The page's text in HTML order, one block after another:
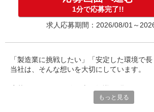
1分で応募完了!!
求人応募期間：2026/08/01～
「製造業に挑戦したい」「安定した環境で長
当社は、そんな想いを大切にしています。
約束を守ること、きちんと連絡をすること、
もっと見る